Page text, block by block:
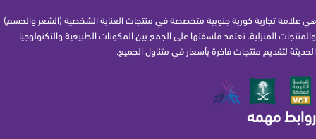
هي علامة تجارية كورية جنوبية متخصصة في منتجات العناية الشخصية (الشعر والجسم)
والمنتجات المنزلية. تعتمد فلسفتها على الجمع بين المكونات الطبيعية والتكنولوجيا
الحديثة لتقديم منتجات فاخرة بأسعار في متناول الجميع.
روابط مهمه